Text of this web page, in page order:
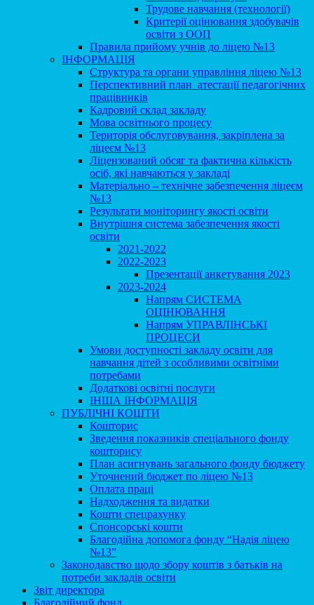
Трудове навчання (технології)
Критерії оцінювання здобувачів
освіти з ООП
Правила прийому учнів до ліцею №13
ІНФОРМАЦІЯ
Структура та органи управління ліцею №13
Перспективний план атестації педагогічних
працівників
Кадровий склад закладу
Мова освітнього процесу
Територія обслуговування, закріплена за
ліцеєм №13
Ліцензований обсяг та фактична кількість
осіб, які навчаються у закладі
Матеріально – технічне забезпечення ліцеєм
№13
Результати моніторингу якості освіти
Внутрішня система забезпечення якості
освіти
2021-2022
2022-2023
Презентації анкетування 2023
2023-2024
Напрям СИСТЕМА
ОЦІНЮВАННЯ
Напрям УПРАВЛІНСЬКІ
ПРОЦЕСИ
Умови доступності закладу освіти для
навчання дітей з особливими освітніми
потребами
Додаткові освітні послуги
ІНША ІНФОРМАЦІЯ
ПУБЛІЧНІ КОШТИ
Кошторис
Зведення показників спеціального фонду
кошторису
План асигнувань загального фонду бюджету
Уточнений бюджет по ліцею №13
Оплата праці
Надходження та видатки
Кошти спецрахунку
Спонсорські кошти
Благодійна допомога фонду “Надія ліцею
№13”
Законодавство щодо збору коштів з батьків на
потреби закладів освіти
Звіт директора
Благодійний фонд